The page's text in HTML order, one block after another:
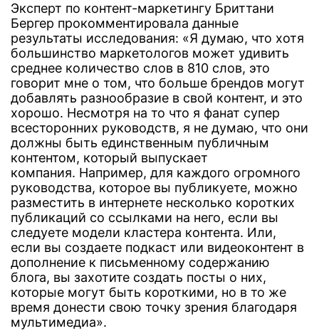
Эксперт по контент-маркетингу Бриттани
Бергер прокомментировала данные
результаты исследования: «Я думаю, что хотя
большинство маркетологов может удивить
среднее количество слов в 810 слов, это
говорит мне о том, что больше брендов могут
добавлять разнообразие в свой контент, и это
хорошо. Несмотря на то что я фанат супер
всесторонних руководств, я не думаю, что они
должны быть единственным публичным
контентом, который выпускает
компания. Например, для каждого огромного
руководства, которое вы публикуете, можно
разместить в интернете несколько коротких
публикаций со ссылками на него, если вы
следуете модели кластера контента. Или,
если вы создаете подкаст или видеоконтент в
дополнение к письменному содержанию
блога, вы захотите создать посты о них,
которые могут быть короткими, но в то же
время донести свою точку зрения благодаря
мультимедиа».